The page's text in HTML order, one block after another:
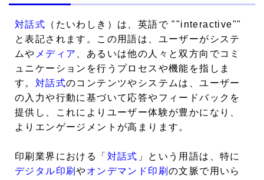
対話式 （たいわしき）は、英語で ""interactive""
と表記されます。この用語は、ユーザーがシステ
ムや メディア
、あるいは他の人々と双方向でコミ
ュニケーションを行うプロセスや機能を指しま
す。 対話式のコンテンツやシステムは、ユーザー
の入力や行動に基づいて応答やフィードバックを
提供し、これによりユーザー体験が豊かになり、
よりエンゲージメントが高まります。
印刷業界における「 対話式 」という用語は、特に
デジタル印刷やオンデマンド印刷の文脈で用いら